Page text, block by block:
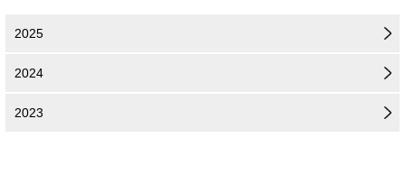
2025
2024
2023